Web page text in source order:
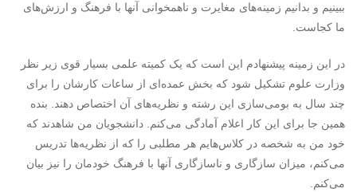
ببینیم و بدانیم زمینه‌های مغایرت و ناهمخوانی آنها با فرهنگ و ارزش‌های
ما کجاست.
در این زمینه پیشنهادم این است که یک کمیته علمی بسیار قوی زیر نظر
وزارت علوم تشکیل شود که بخش عمده‌ای از ساعات کارشان را برای
چند سال به بومی‌سازی این رشته و نظریه‌های آن اختصاص دهند. بنده
همین جا برای این کار اعلام آمادگی می‌کنم. دانشجویان من شاهدند که
خود من به شخصه در کلاس‌هایم هر مطلبی را که از نظریه‌ها تدریس
می‌کنم، میزان سازگاری و ناسازگاری آنها با فرهنگ خودمان را نیز بیان
می‌کنم.